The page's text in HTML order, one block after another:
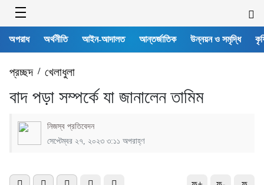
অপরাধ অর্থনীতি আইন-আদালত আন্তর্জাতিক উন্নয়ন ও সমৃদ্ধি
প্রচ্ছদ/ খেলাধুলা
বাদ পড়া সম্পর্কে যা জানালেন তামিম
নিজস্ব প্রতিবেদন
সেপ্টেম্বর ২৭, ২০২৩ ৩:১১ অপরাহ্ণ